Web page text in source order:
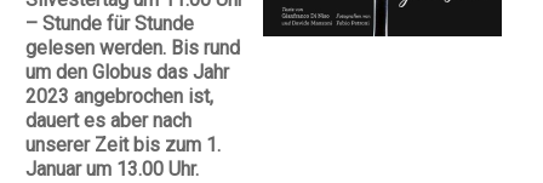
– Stunde für Stunde
gelesen werden. Bis rund
um den Globus das Jahr
2023 angebrochen ist,
dauert es aber nach
unserer Zeit bis zum 1.
Januar um 13.00 Uhr.